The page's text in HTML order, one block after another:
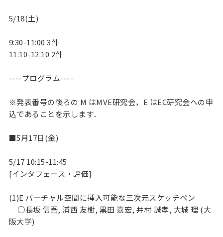
5/18(土)
9:30-11:00 3件
11:10-12:10 2件
----プログラム----
※発表番号の後ろの M はMVE研究会，E はEC研究会への申
込であることを示します．
■5月17日(金)
5/17 10:15-11:45
[インタフェース・評価]
(1)E バーチャル空間に挿入可能な三次元スケッチペン
阪大学)